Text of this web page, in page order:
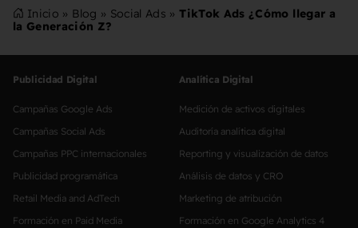
Inicio » Blog » Social Ads »TikTok Ads ¿Cómo llegar a
la Generación Z?
Publicidad Digital
Campañas Google Ads
Campañas Social Ads
Campañas PPC internacionales
Publicidad programática
Retail Media and AdTech
Formación en Paid Media
Analítica Digital
Medición de activos digitales
Auditoría analítica digital
Reporting y visualización de datos
Análisis de datos y CRO
Marketing de atribución
Formación en Google Analytics 4